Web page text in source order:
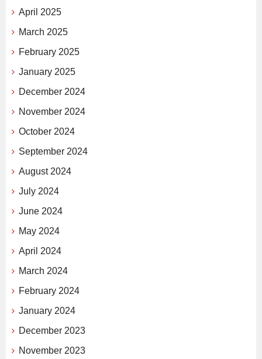
April 2025
March 2025
February 2025
January 2025
December 2024
November 2024
October 2024
September 2024
August 2024
July 2024
June 2024
May 2024
April 2024
March 2024
February 2024
January 2024
December 2023
November 2023